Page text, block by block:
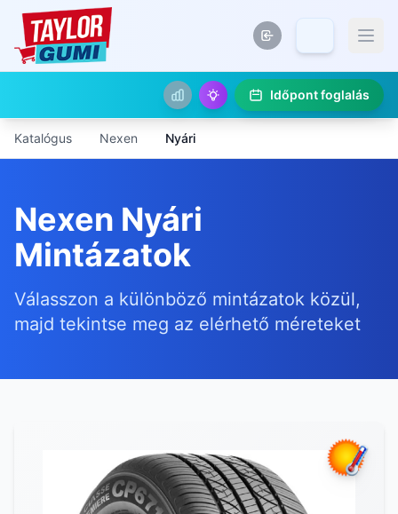
Időpont foglalás
Katalógus Nexen Nyári
Nexen Nyári
Mintázatok
Válasszon a különböző mintázatok közül,
majd tekintse meg az elérhető méreteket